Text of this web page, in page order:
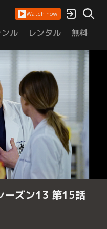
Watch now
ル レンタル 無料
ーズン13 第15話